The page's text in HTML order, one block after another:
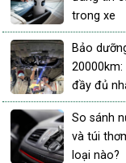
trong xe
Bảo
đầy đủ
So sánh
và túi
loại nào?